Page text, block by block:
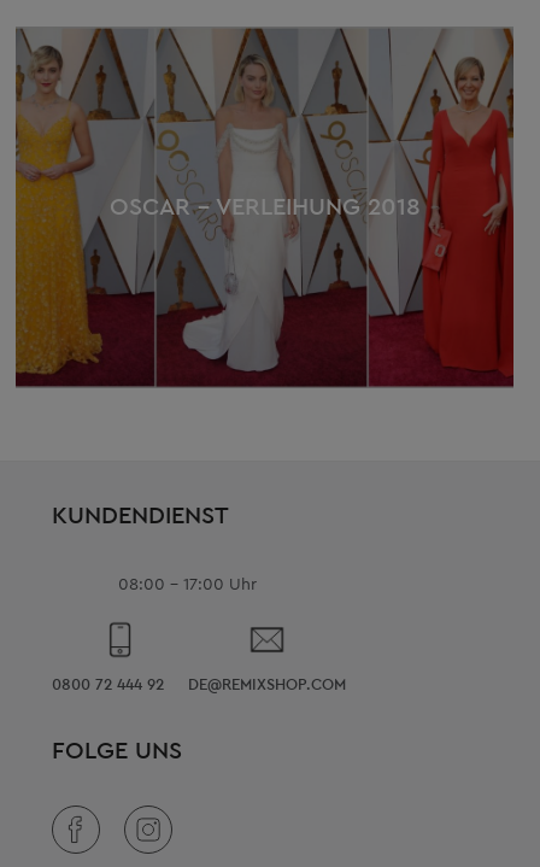
OSCAR – VERLEIHUNG 2018
KUNDENDIENST
08:00 - 17:00 Uhr
0800 72 444 92 DE@REMIXSHOP.COM
FOLGE UNS